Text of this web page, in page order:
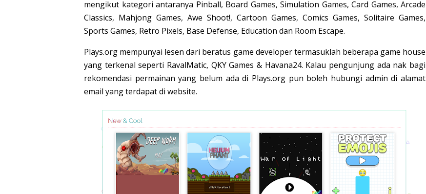
mengikut kategori antaranya Pinball, Board Games, Simulation Games, Card Games, Arcade
Classics, Mahjong Games, Awe Shoot!, Cartoon Games, Comics Games, Solitaire Games,
Sports Games, Retro Pixels, Base Defense, Education dan Room Escape.
Plays.org mempunyai lesen dari beratus game developer termasuklah beberapa game house
yang terkenal seperti RavalMatic, QKY Games & Havana24. Kalau pengunjung ada nak bagi
rekomendasi permainan yang belum ada di Plays.org pun boleh hubungi admin di alamat
email yang terdapat di website.